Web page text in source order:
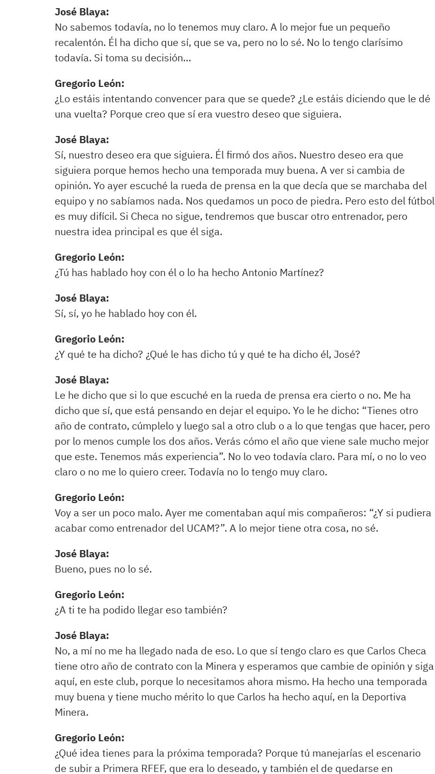
José Blaya:
No sabemos todavía, no lo tenemos muy claro. A lo mejor fue un pequeño
recalentón. Él ha dicho que sí, que se va, pero no lo sé. No lo tengo clarísimo
todavía. Si toma su decisión…
Gregorio León:
¿Lo estáis intentando convencer para que se quede? ¿Le estáis diciendo que le dé
una vuelta? Porque creo que sí era vuestro deseo que siguiera.
José Blaya:
Sí, nuestro deseo era que siguiera. Él firmó dos años. Nuestro deseo era que
siguiera porque hemos hecho una temporada muy buena. A ver si cambia de
opinión. Yo ayer escuché la rueda de prensa en la que decía que se marchaba del
equipo y no sabíamos nada. Nos quedamos un poco de piedra. Pero esto del fútbol
es muy difícil. Si Checa no sigue, tendremos que buscar otro entrenador, pero
nuestra idea principal es que él siga.
Gregorio León:
¿Tú has hablado hoy con él o lo ha hecho Antonio Martínez?
José Blaya:
Sí, sí, yo he hablado hoy con él.
Gregorio León:
¿Y qué te ha dicho? ¿Qué le has dicho tú y qué te ha dicho él, José?
José Blaya:
Le he dicho que si lo que escuché en la rueda de prensa era cierto o no. Me ha
dicho que sí, que está pensando en dejar el equipo. Yo le he dicho: “Tienes otro
año de contrato, cúmplelo y luego sal a otro club o a lo que tengas que hacer, pero
por lo menos cumple los dos años. Verás cómo el año que viene sale mucho mejor
que este. Tenemos más experiencia”. No lo veo todavía claro. Para mí, o no lo veo
claro o no me lo quiero creer. Todavía no lo tengo muy claro.
Gregorio León:
Voy a ser un poco malo. Ayer me comentaban aquí mis compañeros: “¿Y si pudiera
acabar como entrenador del UCAM?”. A lo mejor tiene otra cosa, no sé.
José Blaya:
Bueno, pues no lo sé.
Gregorio León:
¿A ti te ha podido llegar eso también?
José Blaya:
No, a mí no me ha llegado nada de eso. Lo que sí tengo claro es que Carlos Checa
tiene otro año de contrato con la Minera y esperamos que cambie de opinión y siga
aquí, en este club, porque lo necesitamos ahora mismo. Ha hecho una temporada
muy buena y tiene mucho mérito lo que Carlos ha hecho aquí, en la Deportiva
Minera.
Gregorio León:
¿Qué idea tienes para la próxima temporada? Porque tú manejarías el escenario
de subir a Primera RFEF, que era lo deseado, y también el de quedarse en